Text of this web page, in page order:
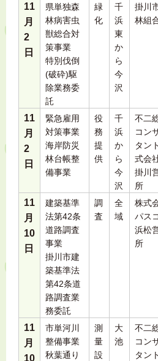
11
月
2
日
県単独森
林病害虫
獣総合対
策事業
特別伐倒
(破砕)駆
除業務委
託
緑
化
千
浜
東
か
ら
今
沢
掛川
林組
11
月
2
日
緊急雇用
対策事業
海岸防災
林台帳整
備事業
役
務
提
供
千
浜
か
ら
今
沢
不二
コン
タン
式会
掛川
所
11
月
10
日
建築基準
法第42条
道路調査
事業
掛川市建
築基準法
第42条道
路調査業
務委託
調
査
全
域
株式
パス
浜松
所
11
月
10
市単河川
整備事業
秋葉通り
測
量
設
大
池
不二
コン
タン